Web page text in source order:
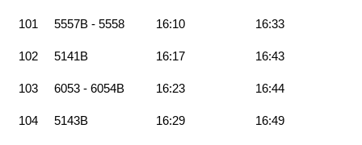
101 5557B - 5558 16:10 16:33
102 5141B 16:17 16:43
103 6053 - 6054B 16:23 16:44
104 5143B 16:29 16:49